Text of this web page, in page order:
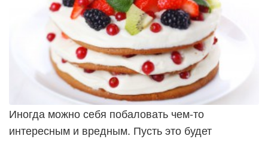
Иногда можно себя побаловать чем-то
интересным и вредным. Пусть это будет